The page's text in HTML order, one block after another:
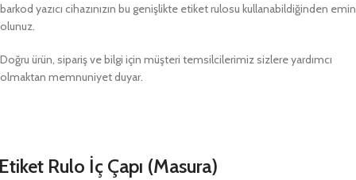
barkod yazıcı cihazınızın bu genişlikte etiket rulosu kullanabildiğinden emin
olunuz.
Doğru ürün, sipariş ve bilgi için müşteri temsilcilerimiz sizlere yardımcı
olmaktan memnuniyet duyar.
Rulo İç Çapı (Masura)